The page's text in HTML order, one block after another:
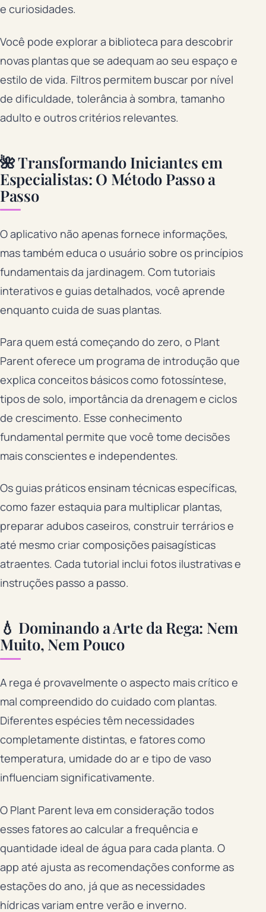
e curiosidades.
Você pode explorar a biblioteca para descobrir
novas plantas que se adequam ao seu espaço e
estilo de vida. Filtros permitem buscar por nível
de dificuldade, tolerância à sombra, tamanho
adulto e outros critérios relevantes.
🌺 Transformando Iniciantes em
Especialistas: O Método Passo a
Passo
O aplicativo não apenas fornece informações,
mas também educa o usuário sobre os princípios
fundamentais da jardinagem. Com tutoriais
interativos e guias detalhados, você aprende
enquanto cuida de suas plantas.
Para quem está começando do zero, o Plant
Parent oferece um programa de introdução que
explica conceitos básicos como fotossíntese,
tipos de solo, importância da drenagem e ciclos
de crescimento. Esse conhecimento
fundamental permite que você tome decisões
mais conscientes e independentes.
Os guias práticos ensinam técnicas específicas,
como fazer estaquia para multiplicar plantas,
preparar adubos caseiros, construir terrários e
até mesmo criar composições paisagísticas
atraentes. Cada tutorial inclui fotos ilustrativas e
instruções passo a passo.
💧 Dominando a Arte da Rega: Nem
Muito, Nem Pouco
A rega é provavelmente o aspecto mais crítico e
mal compreendido do cuidado com plantas.
Diferentes espécies têm necessidades
completamente distintas, e fatores como
temperatura, umidade do ar e tipo de vaso
influenciam significativamente.
O Plant Parent leva em consideração todos
esses fatores ao calcular a frequência e
quantidade ideal de água para cada planta. O
app até ajusta as recomendações conforme as
estações do ano, já que as necessidades
hídricas variam entre verão e inverno.